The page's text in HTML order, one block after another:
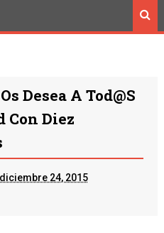
Desea A Tod@s
Con Diez
diciembre 24, 2015